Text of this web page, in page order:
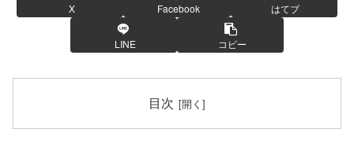
X Facebook はてブ
LINE コピー
目次